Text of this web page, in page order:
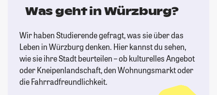
Was geht in Würzburg?
Wir haben Studierende gefragt, was sie über das
Leben in Würzburg denken. Hier kannst du sehen,
wie sie ihre Stadt beurteilen – ob kulturelles Angebot
oder Kneipenlandschaft, den Wohnungsmarkt oder
die Fahrradfreundlichkeit.